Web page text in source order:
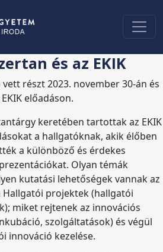
és az EKIK
részt 2023. november 30-án és
előadáson.
keretében tartottak az EKIK
a hallgatóknak, akik élőben
a különböző és érdekes
Olyan témák
kutatási lehetőségek vannak az
Hallgatói projektek (hallgatói
miket rejtenek az innovációs
szolgáltatások) és végül
innováció kezelése.